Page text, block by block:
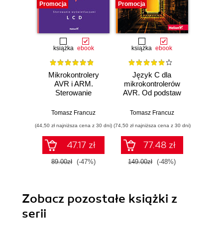
Promocja
książka ebook
Mikrokontrolery
AVR i ARM.
Sterowanie
LCD
Tomasz Francuz
(44,50 zł najniższa cena z 30 dni)
47.17 zł
89.00zł (-47%)
Promocja
książka ebook
Język C dla
mikrokontrolerów
AVR. Od podstaw
zaawansowanych
II
Tomasz Francuz
(74,50 zł najniższa cena z 30 dni)
77.48 zł
149.00zł (-48%)
Zobacz pozostałe książki z
serii